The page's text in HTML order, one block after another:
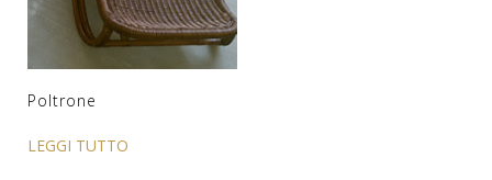
Poltrone
LEGGI TUTTO